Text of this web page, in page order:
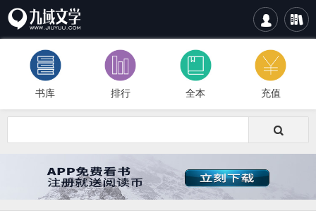
 
书库 排行 全本 充值
